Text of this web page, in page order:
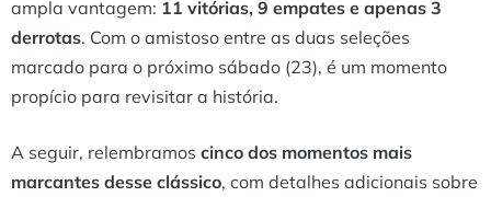
ampla vantagem: 11 vitórias, 9 empates e apenas 3
derrotas. Com o amistoso entre as duas seleções
marcado para o próximo sábado (23), é um momento
propício para revisitar a história.
A seguir, relembramos cinco dos momentos mais
marcantes desse clássico, com detalhes adicionais sobre